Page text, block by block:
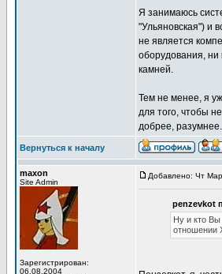
Я занимаюсь
"Ульяновская") и
не является
оборудования,
камней.
Тем не менее, я
для того, чтобы
добрее, разумнее.
Вернуться к началу
maxon
Site Admin
Зарегистрирован:
06.08.2004
Добавлено: Чт
penzevkot
Ну и кто Вы
отношении